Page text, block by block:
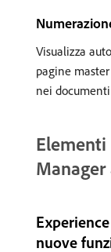
Visualizza
pagine
nei
Elementi
Manager
nuove